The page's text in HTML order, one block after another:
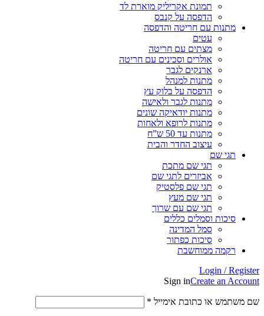
תמונת אקריליק מוארת לד
הדפסה על קנבס
מתנות עם חריטה והדפסה
עטים
מצתים עם חריטה
אולרים וסכינים עם חריטה
ארנקים לגבר
מתנות למנהל
הדפסה על בלוק עץ
מתנות לגבר ולאישה
מתנות יודאיקה שונים
מתנות לרופא ולאחות
מתנות עד 50 ש”ח
עיצוב החדר והבית
תגי שם
תגי שם מתכת
אביזרים לתגי שם
תגי שם פלסטיק
תגי שם מעץ
תגי שם עם שרוך
סיכות וסמלים כללים
סמל המדינה
סיכות כפתור
רקמה ממוחשבת
Login / Register
Sign inCreate an Account
שם משתמש או כתובת אימייל *